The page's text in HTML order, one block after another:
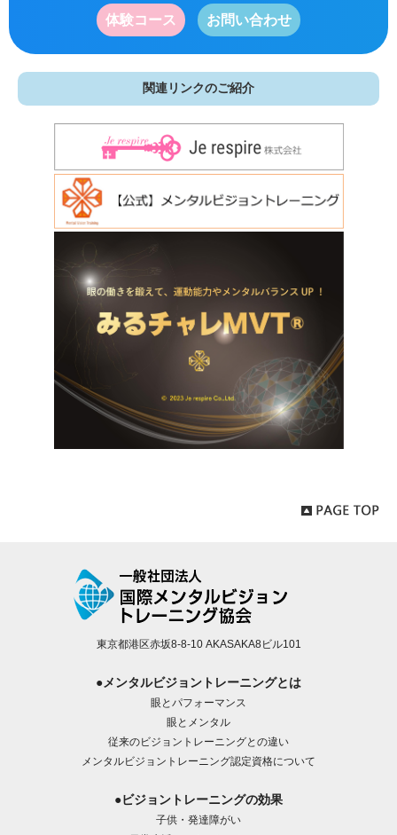
体験コース お問い合わせ
関連リンクのご紹介
東京都港区赤坂8-8-10 AKASAKA8ビル101
●メンタルビジョントレーニングとは
眼とパフォーマンス
眼とメンタル
従来のビジョントレーニングとの違い
メンタルビジョントレーニング認定資格について
●ビジョントレーニングの効果
子供・発達障がい